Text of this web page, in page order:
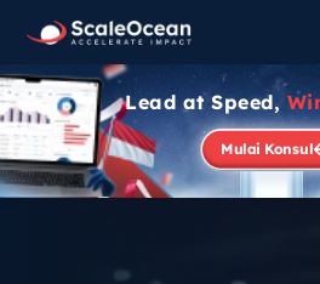
Lead at Speed,
Mulai Konsul